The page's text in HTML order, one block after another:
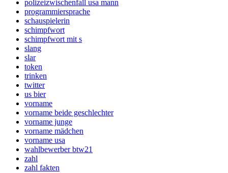
polizeizwischenfall usa mann
programmiersprache
schauspielerin
schimpfwort
schimpfwort mit s
slang
slar
token
trinken
twitter
us bier
vorname
vorname beide geschlechter
vorname junge
vorname mädchen
vorname usa
wahlbewerber btw21
zahl
zahl fakten